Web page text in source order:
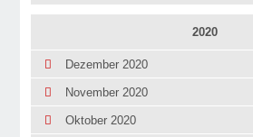
2020
Dezember 2020
November 2020
Oktober 2020